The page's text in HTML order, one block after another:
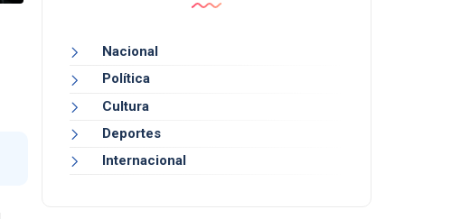
Nacional
Política
Cultura
Deportes
Internacional